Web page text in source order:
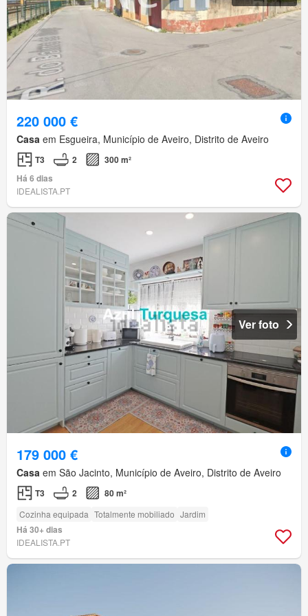
220 000 €
Casa em Esgueira, Município de Aveiro, Distrito de Aveiro
T3 2
300 m²
Há 6 dias
IDEALISTA.PT
Ver foto
179 000 €
Casa em São Jacinto, Município de Aveiro, Distrito de Aveiro
T3 2 80 m²
Cozinha equipada Totalmente mobiliado Jardim
Há 30+ dias
IDEALISTA.PT